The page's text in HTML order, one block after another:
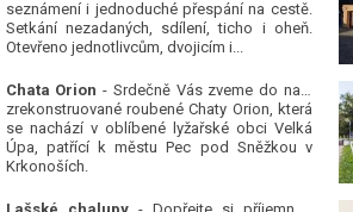
seznámení i jednoduché přespání na cestě.
Setkání nezadaných, sdílení, ticho i oheň.
Otevřeno jednotlivcům, dvojicím i...
Chata Orion - Srdečně Vás zveme do naší
zrekonstruované roubené Chaty Orion, která
se nachází v oblíbené lyžařské obci Velká
Úpa, patřící k městu Pec pod Sněžkou v
Krkonoších.